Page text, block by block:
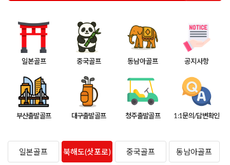
일본골프 중국골프 동남아골프 공지사항
부산출발골프 대구출발골프 청주출발골프 1:1문의/답변확인
일본골프 북해도(삿포로) 중국골프 동남아골프